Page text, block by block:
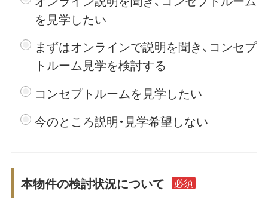
を見学したい
まずはオンラインで説明を聞き、コンセプ
トルーム見学を検討する
コンセプトルームを見学したい
今のところ説明・見学希望しない
本物件の検討状況について 必須